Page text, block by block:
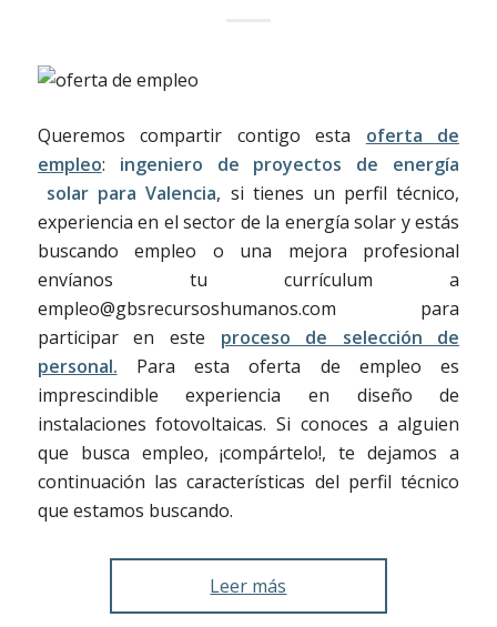
Queremos compartir contigo esta oferta de
empleo: ingeniero de proyectos de energía
solar para Valencia, si tienes un perfil técnico,
experiencia en el sector de la energía solar y estás
buscando empleo o una mejora profesional
envíanos tu currículum a
empleo@gbsrecursoshumanos.com para
participar en este proceso de selección de
personal. Para esta oferta de empleo es
imprescindible experiencia en diseño de
instalaciones fotovoltaicas. Si conoces a alguien
que busca empleo, ¡compártelo!, te dejamos a
continuación las características del perfil técnico
que estamos buscando.
Leer más